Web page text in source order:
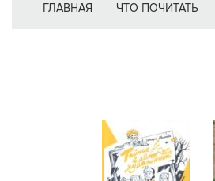
ГЛАВНАЯ ЧТО ПОЧИТАТЬ